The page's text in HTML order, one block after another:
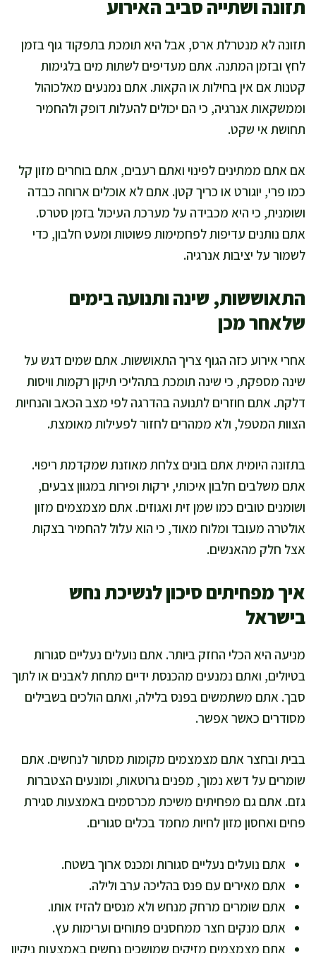
תזונה ושתייה סביב האירוע
תזונה לא מנטרלת ארס, אבל היא תומכת בתפקוד גוף בזמן
לחץ ובזמן המתנה. אתם מעדיפים לשתות מים בלגימות
קטנות אם אין בחילות או הקאות. אתם נמנעים מאלכוהול
וממשקאות אנרגיה, כי הם יכולים להעלות דופק ולהחמיר
תחושת אי שקט.
אם אתם ממתינים לפינוי ואתם רעבים, אתם בוחרים מזון קל
כמו פרי, יוגורט או כריך קטן. אתם לא אוכלים ארוחה כבדה
ושומנית, כי היא מכבידה על מערכת העיכול בזמן סטרס.
אתם נותנים עדיפות לפחמימות פשוטות ומעט חלבון, כדי
לשמור על יציבות אנרגיה.
התאוששות, שינה ותנועה בימים
שלאחר מכן
אחרי אירוע כזה הגוף צריך התאוששות. אתם שמים דגש על
שינה מספקת, כי שינה תומכת בתהליכי תיקון רקמות וויסות
דלקת. אתם חוזרים לתנועה בהדרגה לפי מצב הכאב והנחיות
הצוות המטפל, ולא ממהרים לחזור לפעילות מאומצת.
בתזונה היומית אתם בונים צלחת מאוזנת שמקדמת ריפוי.
אתם משלבים חלבון איכותי, ירקות ופירות במגוון צבעים,
ושומנים טובים כמו שמן זית ואגוזים. אתם מצמצמים מזון
אולטרה מעובד ומלוח מאוד, כי הוא עלול להחמיר בצקות
אצל חלק מהאנשים.
איך מפחיתים סיכון לנשיכת נחש
בישראל
מניעה היא הכלי החזק ביותר. אתם נועלים נעליים סגורות
בטיולים, ואתם נמנעים מהכנסת ידיים מתחת לאבנים או לתוך
סבך. אתם משתמשים בפנס בלילה, ואתם הולכים בשבילים
מסודרים כאשר אפשר.
בבית ובחצר אתם מצמצמים מקומות מסתור לנחשים. אתם
שומרים על דשא נמוך, מפנים גרוטאות, ומונעים הצטברות
גזם. אתם גם מפחיתים משיכת מכרסמים באמצעות סגירת
פחים ואחסון מזון לחיות מחמד בכלים סגורים.
אתם נועלים נעליים סגורות ומכנס ארוך בשטח.
אתם מאירים עם פנס בהליכה ערב ולילה.
אתם שומרים מרחק מנחש ולא מנסים להזיז אותו.
אתם מנקים חצר ממחסנים פתוחים וערימות עץ.
אתם מצמצמים מזיקים שמושכים נחשים באמצעות ניקיון